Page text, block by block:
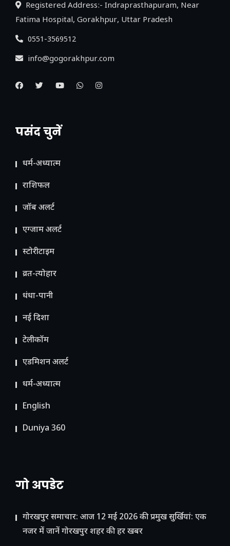
Registered Address:- Indraprasthapuram, Near
Fatima Hospital, Gorakhpur, Uttar Pradesh
0551-3569512
info@gogorakhpur.com
पसंद चुनें
धर्म-अध्यात्म
राशिफल
जॉब अलर्ट
एग्जाम अलर्ट
स्टोरीटाइम
व्रत-त्योहार
धंधा-पानी
नई दिशा
टेलीकॉम
ए​डमिशन अलर्ट
धर्म-अध्यात्म
English
Duniya 360
गो अपडेट
गोरखपुर समाचार: आज 12 मई 2026 की प्रमुख सुर्खियां: एक
नजर में जानें गोरखपुर शहर की हर खबर